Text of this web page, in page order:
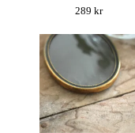
289 kr